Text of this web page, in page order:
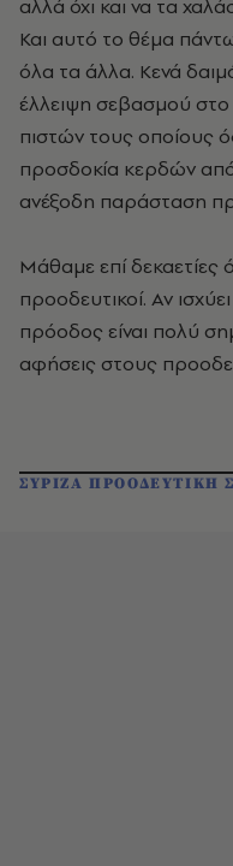
αλλά όχι και να τα
Και αυτό το θέμα
όλα τα άλλα. Κενά
έλλειψη σεβασμού
πιστών τους οποίους
προσδοκία κερδών
ανέξοδη παράσταση
Μάθαμε επί δεκαετίες
προοδευτικοί. Αν
πρόοδος είναι πολύ
αφήσεις στους
ΣΥΡΙΖΑ ΠΡΟΟΔΕΥΤΙΚΗ